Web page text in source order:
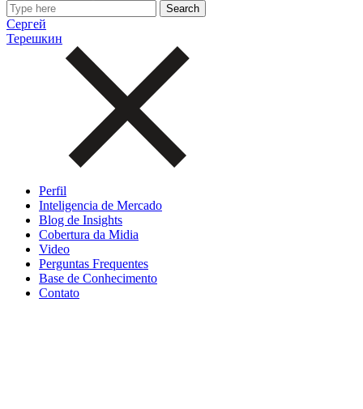
Сергей
Терешкин
Perfil
Inteligencia de Mercado
Blog de Insights
Cobertura da Midia
Video
Perguntas Frequentes
Base de Conhecimento
Contato